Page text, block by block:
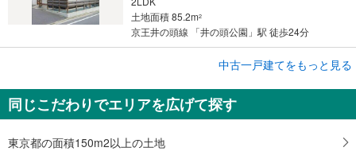
土地面積 85.2m2
京王井の頭線 「井の頭公園」駅 徒歩24分
武蔵野市吉祥寺東町1丁目
2億9,800万円
3LDK＋WIC、セカンドリビング、小屋裏収納
土地面積 162.97m
中古一戸建てをもっと見る
同じこだわりでエリアを広げて探す
東京都の面積150m2以上の土地